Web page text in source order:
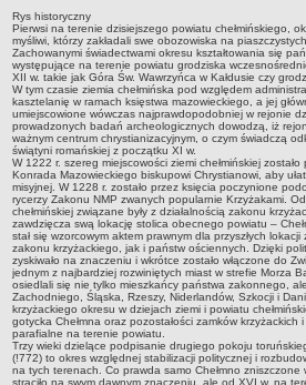
INFORMACJE
Zgłoszenia robót budowlanych z
Inwestycje celu publicznego z zakresu
Pozwolenia z decyzją środowiskową
NIEODPŁATNA POMOC PRAWNA
PRZETARGI
PLAN POSTĘPOWAŃ O UDZIELENIE ZAMÓWIEŃ
PETYCJE
ŚRODOWISKO
Programy
Karty informacyjne SIOS
Informacja publiczna
Informacje o środowisku
Zgłoszenia instalacji wytwarzających
WŁADZE I STRUKTURA
Rys historyczny
Pierwsi na terenie dzisiejszego powiatu chełmińskiego,
myśliwi, którzy zakładali swe obozowiska na
Zachowanymi świadectwami okresu kształtowania się
występujące na terenie powiatu grodziska
XII w. takie jak Góra Św. Wawrzyńca w Kałdusie czy
W tym czasie ziemia chełmińska pod względem
kasztelanię w ramach księstwa mazowieckiego, a jej
umiejscowione wówczas najprawdopodobniej w rejonie
prowadzonych badań archeologicznych dowodzą, iż
ważnym centrum chrystianizacyjnym, o czym świadczą
świątyni romańskiej z początku XI w.
W 1222 r. szereg miejscowości ziemi chełmińskiej
Konrada Mazowieckiego biskupowi Chrystianowi, aby
misyjnej. W 1228 r. zostało przez księcia poczynione
rycerzy Zakonu NMP zwanych popularnie Krzyżakami.
chełmińskiej związane były z działalnością zakonu
zawdzięcza swą lokację stolica obecnego powiatu –
stał się wzorcowym aktem prawnym dla przyszłych
zakonu krzyżackiego, jak i państw ościennych. Dzięki
zyskiwało na znaczeniu i wkrótce zostało włączone do
jednym z najbardziej rozwiniętych miast w strefie Morza
osiedlali się nie tylko mieszkańcy państwa zakonnego,
Zachodniego, Śląska, Rzeszy, Niderlandów, Szkocji i
krzyżackiego okresu w dziejach ziemi i powiatu
gotycka Chełmna oraz pozostałości zamków krzyżackich
parafialne na terenie powiatu.
Trzy wieki dzielące podpisanie drugiego pokoju
(!772) to okres względnej stabilizacji politycznej i
na tych terenach. Co prawda samo Chełmno
straciło na swym dawnym znaczeniu, ale od XVI w. na